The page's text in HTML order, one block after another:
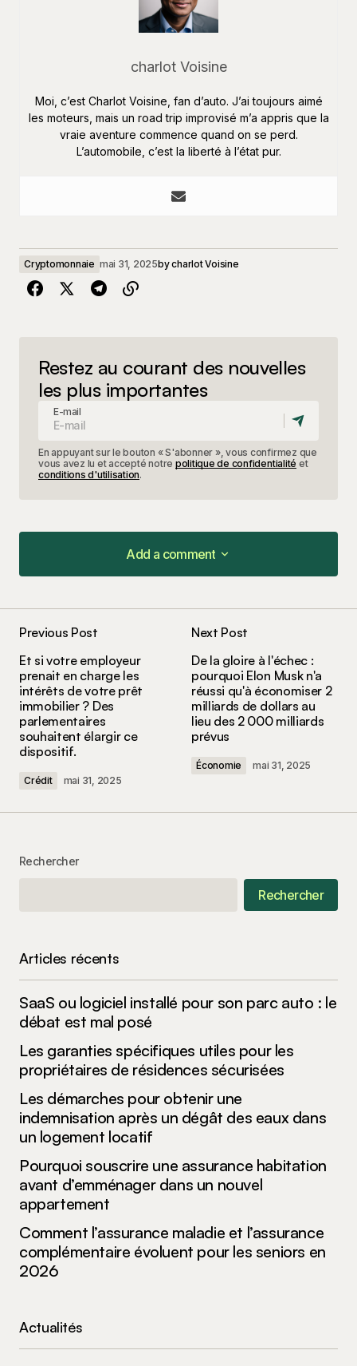
charlot Voisine
Moi, c’est Charlot Voisine, fan d’auto. J’ai toujours aimé
les moteurs, mais un road trip improvisé m’a appris que la
vraie aventure commence quand on se perd.
L’automobile, c’est la liberté à l’état pur.
Cryptomonnaie mai 31, 2025bycharlot Voisine
Restez au courant des nouvelles
les plus importantes
E-mail
En appuyant sur le bouton « S'abonner », vous confirmez que
vous avez lu et accepté notre politique de confidentialité et
conditions d'utilisation.
Add a comment
Add a comment
champs obligatoires sont indiqués avec*
Comment*
Your E-mail
Enregistrer mon nom, mon e-mail et mon site
dans le navigateur pour mon prochain
Previous Post
Et si votre employeur
prenait en charge les
intérêts de votre prêt
immobilier ? Des
parlementaires
souhaitent élargir ce
dispositif.
Crédit mai 31, 2025
Next Post
De la gloire à l'échec :
pourquoi Elon Musk n'a
réussi qu'à économiser 2
milliards de dollars au
lieu des 2 000 milliards
prévus
Économie mai 31, 2025
Rechercher
Rechercher
Articles récents
SaaS ou logiciel installé pour son parc auto : le
débat est mal posé
Les garanties spécifiques utiles pour les
propriétaires de résidences sécurisées
Les démarches pour obtenir une
indemnisation après un dégât des eaux dans
un logement locatif
Pourquoi souscrire une assurance habitation
avant d’emménager dans un nouvel
appartement
Comment l’assurance maladie et l’assurance
complémentaire évoluent pour les seniors en
2026
Actualités